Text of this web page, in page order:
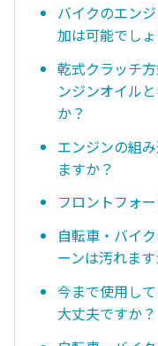
バイクのエン
加は可能でし
乾式クラッチ
ンジンオイル
か？
エンジンの組
ますか？
フロントフォ
自転車・バイ
ーンは汚れます
今まで使用し
大丈夫ですか？